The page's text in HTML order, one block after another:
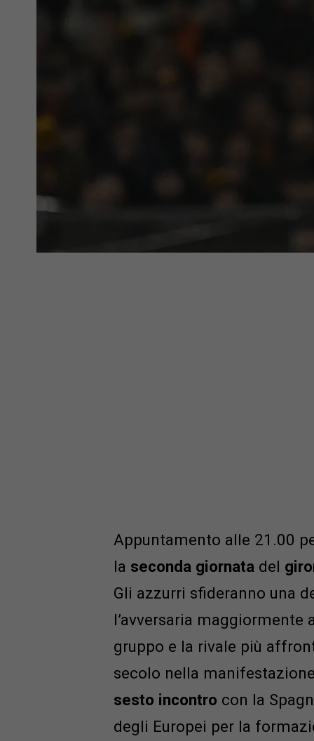
Appuntamento alle 21.00
la seconda giornata del
Gli azzurri sfideranno una
l’avversaria
gruppo e la rivale più
secolo nella
sesto incontro con la
degli Europei per la